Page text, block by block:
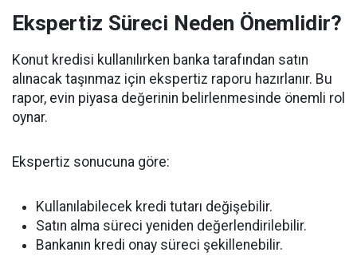
Ekspertiz Süreci Neden Önemlidir?
Konut kredisi kullanılırken banka tarafından satın
alınacak taşınmaz için ekspertiz raporu hazırlanır. Bu
rapor, evin piyasa değerinin belirlenmesinde önemli rol
oynar.
Ekspertiz sonucuna göre:
Kullanılabilecek kredi tutarı değişebilir.
Satın alma süreci yeniden değerlendirilebilir.
Bankanın kredi onay süreci şekillenebilir.